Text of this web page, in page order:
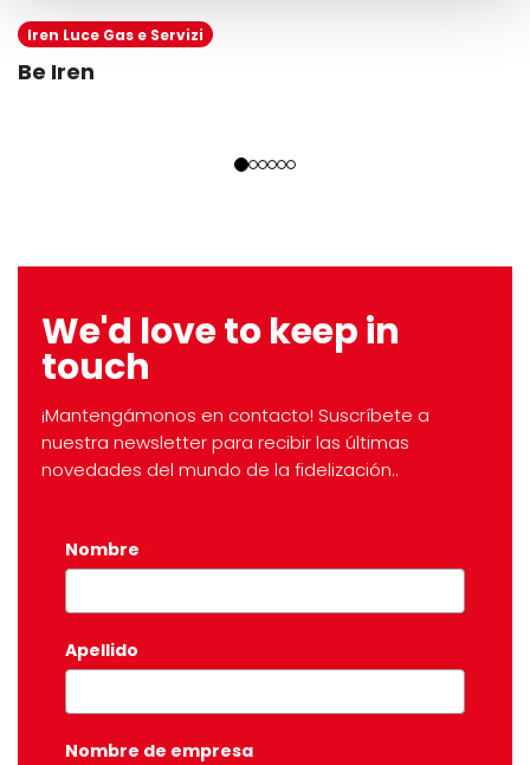
Iren Luce Gas e Servizi
Be Iren
We'd love to keep in
touch
¡Mantengámonos en contacto! Suscríbete a
nuestra newsletter para recibir las últimas
novedades del mundo de la fidelización..
Nombre*
Apellido
Nombre de empresa